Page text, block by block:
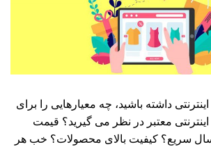
داشته باشید، چه معیارهایی را برای
معتبر در نظر می گیرید؟ قیمت
سریع؟ کیفیت بالای محصولات؟ خب هر